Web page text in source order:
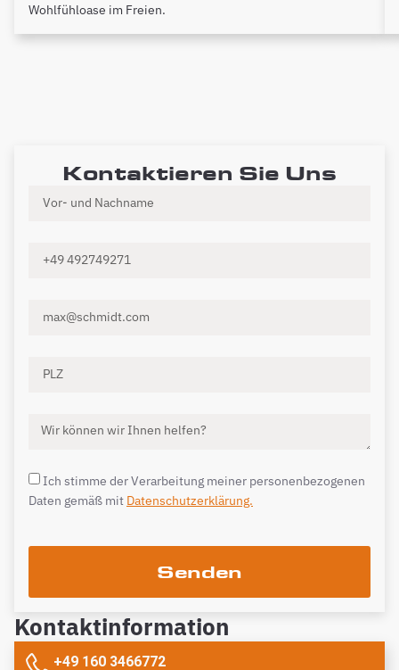
Wohlfühloase im Freien.
Kontaktieren Sie Uns
Ich stimme der Verarbeitung meiner personenbezogenen
Daten gemäß mit Datenschutzerklärung.
Senden
Kontaktinformation
+49 160 3466772